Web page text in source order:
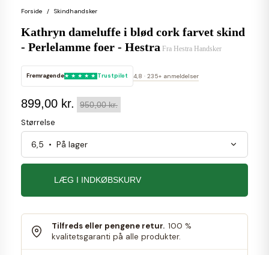
Forside Skindhandsker
Kathryn dameluffe i blød cork farvet skind
- Perlelamme foer - Hestra Fra Hestra Handsker
Fremragende Trustpilot 4,8 · 235+ anmeldelser
899,00 kr. 950,00 kr.
Størrelse
LÆG I INDKØBSKURV
Tilfreds eller pengene retur. 100 %
kvalitetsgaranti på alle produkter.